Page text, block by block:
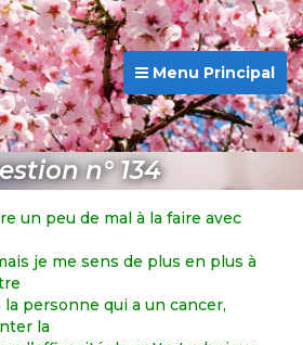
Menu Principal
n° 134
un peu de mal à la faire avec
je me sens de plus en plus à
personne qui a un cancer,
la